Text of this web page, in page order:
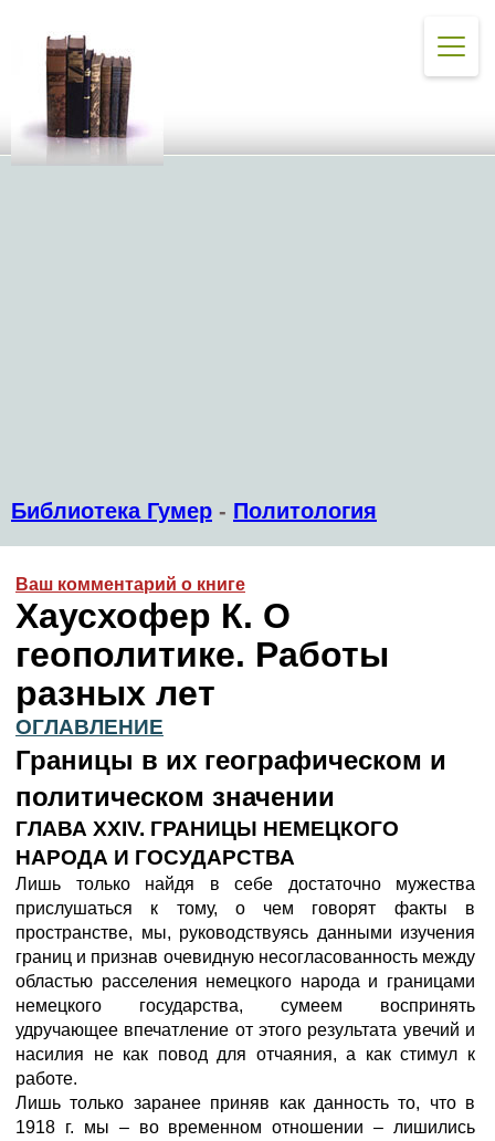
Библиотека Гумер - Политология
Ваш комментарий о книге
Хаусхофер К. О
геополитике. Работы
разных лет
ОГЛАВЛЕНИЕ
Границы в их географическом и
политическом значении
ГЛАВА XXIV. ГРАНИЦЫ НЕМЕЦКОГО
НАРОДА И ГОСУДАРСТВА
Лишь только найдя в себе достаточно мужества
прислушаться к тому, о чем говорят факты в
пространстве, мы, руководствуясь данными изучения
границ и признав очевидную несогласованность между
областью расселения немецкого народа и границами
немецкого государства, сумеем воспринять
удручающее впечатление от этого результата увечий и
насилия не как повод для отчаяния, а как стимул к
работе.
Лишь только заранее приняв как данность то, что в
1918 г. мы – во временном отношении – лишились